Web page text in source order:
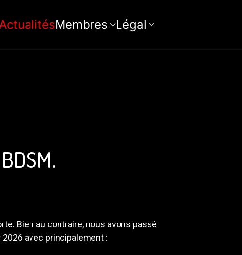
Membres Légal
Bien au contraire, nous avons passé
avec principalement :